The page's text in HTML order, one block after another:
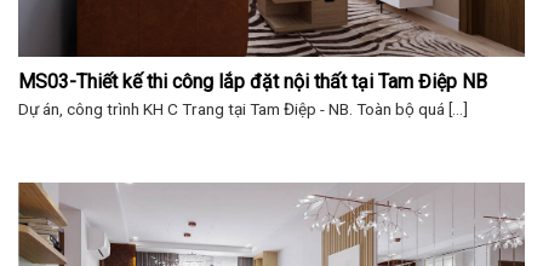
MS03-Thiết kế thi công lắp đặt nội thất tại Tam Điệp NB
Dự án, công trình KH C Trang tại Tam Điệp - NB. Toàn bộ quá [...]